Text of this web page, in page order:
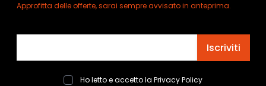
Approfitta delle offerte, sarai sempre avvisato in anteprima.
Iscriviti
Ho letto e accetto la Privacy Policy